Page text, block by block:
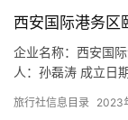
务；会议…
西安国际港务区
企业名称：西安国
人：孙磊涛 成立日
区西航花园骞柳商
旅行社信息目录 2023